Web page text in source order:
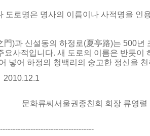
도로명은 명사의 이름이나 사적명을 인
)과 신설동의 하정로(夏亭路)는 500년
요사적입니다. 새 도로의 이름은 반듯이
넣어 하정의 청백리의 숭고한 정신을
권종친회 회장 류영렬